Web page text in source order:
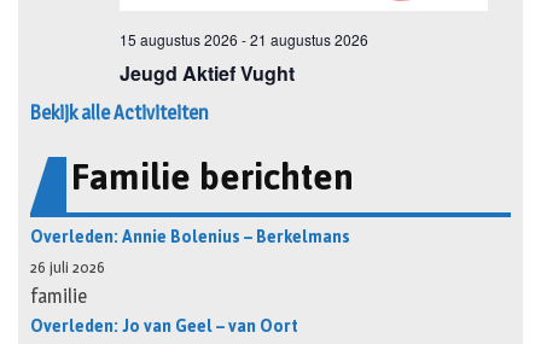
Bekijk alle Activiteiten
Familie berichten
Overleden: Annie Bolenius – Berkelmans
26 juli 2026
familie
Overleden: Jo van Geel – van Oort